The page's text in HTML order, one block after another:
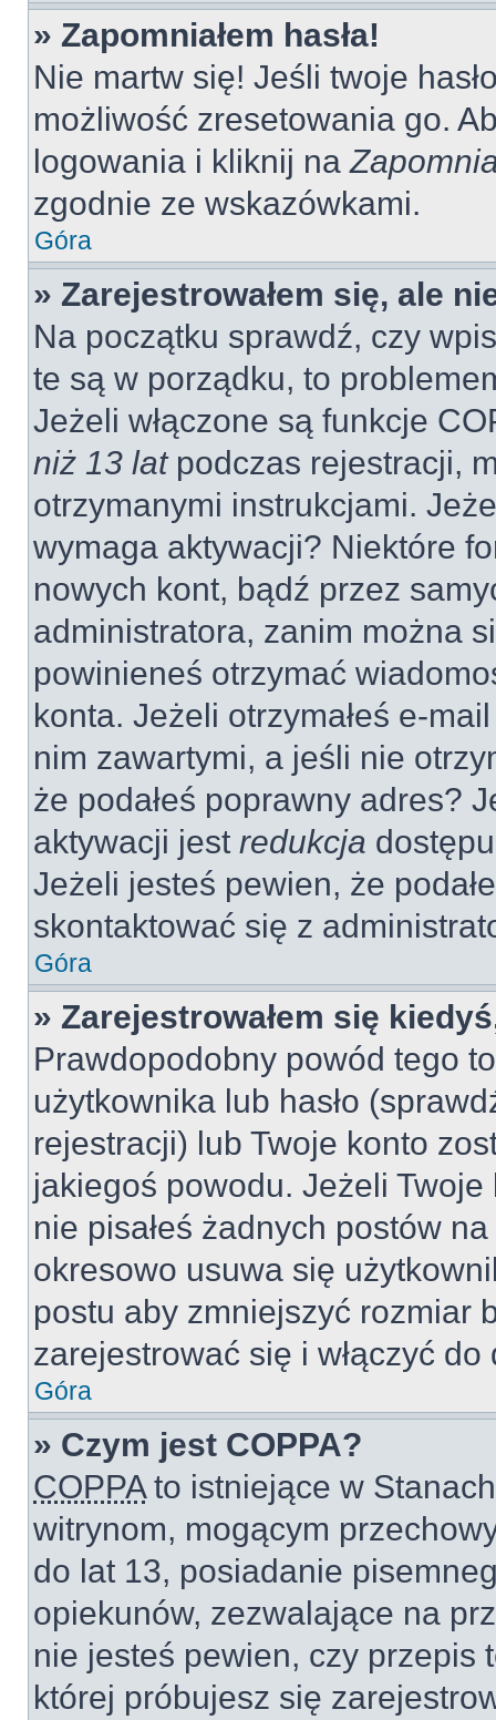
» Zapomniałem hasła!
Nie martw się! Jeśli twoje
możliwość zresetowania go.
logowania i kliknij na
zgodnie ze wskazówkami.
Góra
» Zarejestrowałem się, ale
Na początku sprawdź, czy
te są w porządku, to
Jeżeli włączone są funkcje
niż 13 latpodczas rejestracji,
otrzymanymi instrukcjami.
wymaga aktywacji? Niektóre
nowych kont, bądź przez
administratora, zanim można
powinieneś otrzymać
konta. Jeżeli otrzymałeś e-
nim zawartymi, a jeśli nie
że podałeś poprawny adres?
aktywacji jest redukcja
Jeżeli jesteś pewien, że
skontaktować się z
Góra
» Zarejestrowałem się
Prawdopodobny powód tego
użytkownika lub hasło
rejestracji) lub Twoje konto
jakiegoś powodu. Jeżeli
nie pisałeś żadnych postów
okresowo usuwa się
postu aby zmniejszyć rozmiar
zarejestrować się i włączyć
Góra
» Czym jest COPPA?
COPPAto istniejące w
witrynom, mogącym
do lat 13, posiadanie
opiekunów, zezwalające na
nie jesteś pewien, czy przepis
której próbujesz się